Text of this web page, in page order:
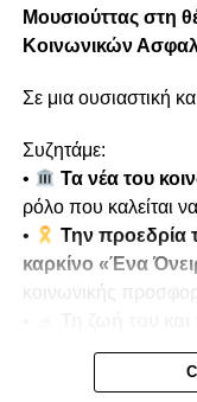
Μουσιούτταςστη
Κοινωνικών
Σε μια ουσιαστική
Συζητάμε:
•
Τα νέα του
ρόλο που καλείται
•
Την προεδρία
καρκίνο «Ένα
κοινωνικής
μιλώντας ανοιχτά
τουρκική εισβολή